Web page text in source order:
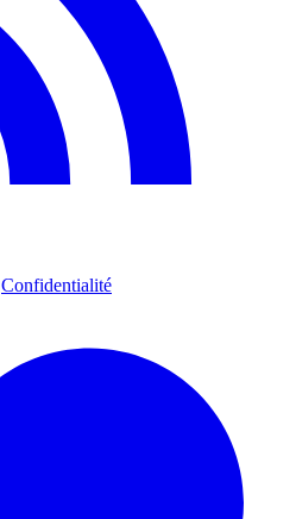
Confidentialité